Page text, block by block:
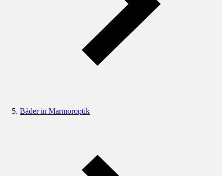
Bäder in Marmoroptik